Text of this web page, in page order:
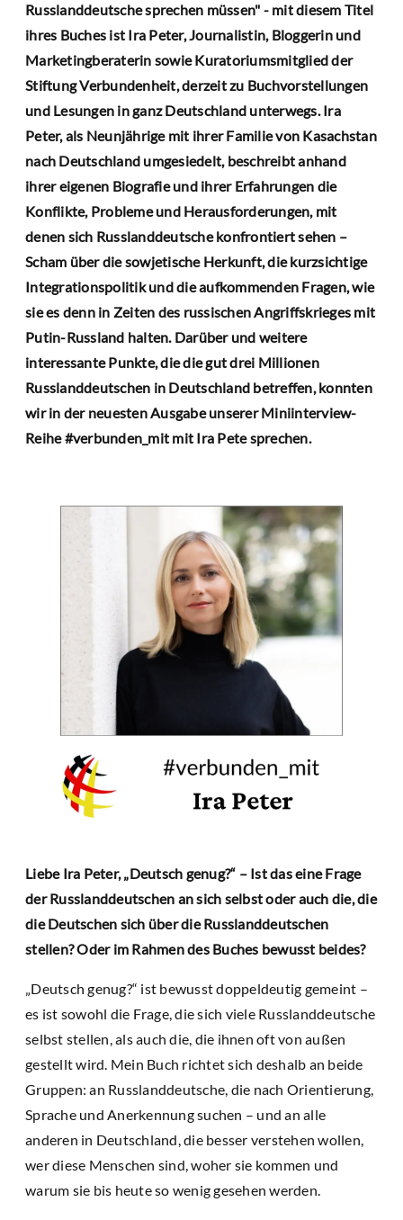
Russlanddeutsche sprechen müssen" - mit diesem Titel
ihres Buches ist Ira Peter, Journalistin, Bloggerin und
Marketingberaterin sowie Kuratoriumsmitglied der
Stiftung Verbundenheit, derzeit zu Buchvorstellungen
und Lesungen in ganz Deutschland unterwegs. Ira
Peter,als Neunjährige mit ihrer Familie von Kasachstan
nach Deutschland umgesiedelt, beschreibt anhand
ihrer eigenen Biografie und ihrer Erfahrungen die
Konflikte, Probleme und Herausforderungen, mit
denen sich Russlanddeutsche konfrontiert sehen –
Scham über die sowjetische Herkunft, die kurzsichtige
Integrationspolitik und die aufkommenden Fragen, wie
sie es denn in Zeiten des russischen Angriffskrieges mit
Putin-Russland halten. Darüber und weitere
interessante Punkte, die die gut drei Millionen
Russlanddeutschen in Deutschland betreffen, konnten
wir in der neuesten Ausgabe unserer Miniinterview-
Reihe #verbunden_mit mit Ira Pete sprechen.
Liebe Ira Peter, „Deutsch genug?“ – Ist das eine Frage
der Russlanddeutschen an sich selbst oder auch die, die
die Deutschen sich über die Russlanddeutschen
stellen? Oder im Rahmen des Buches bewusst beides?
„Deutsch genug?“ ist bewusst doppeldeutig gemeint –
es ist sowohl die Frage, die sich viele Russlanddeutsche
selbst stellen, als auch die, die ihnen oft von außen
gestellt wird. Mein Buch richtet sich deshalb an beide
Gruppen: an Russlanddeutsche, die nach Orientierung,
Sprache und Anerkennung suchen – und an alle
anderen in Deutschland, die besser verstehen wollen,
wer diese Menschen sind, woher sie kommen und
warum sie bis heute so wenig gesehen werden.